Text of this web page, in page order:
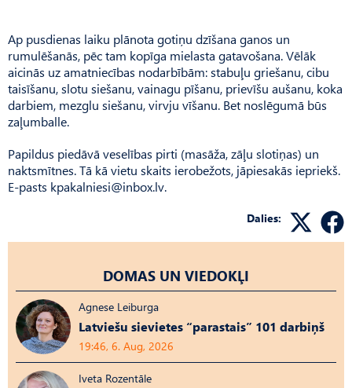
Ap pusdienas laiku plānota gotiņu dzīšana ganos un
rumulēšanās, pēc tam kopīga mielasta gatavošana. Vēlāk
aicinās uz amatniecības nodarbībām: stabuļu griešanu, cibu
taisīšanu, slotu siešanu, vainagu pīšanu, prievīšu aušanu, koka
darbiem, mezglu siešanu, virvju vīšanu. Bet noslēgumā būs
zaļumballe.
Papildus piedāvā veselības pirti (masāža, zāļu slotiņas) un
naktsmītnes. Tā kā vietu skaits ierobežots, jāpiesakās iepriekš.
E-pasts kpakalniesi@inbox.lv.
Dalies:
DOMAS UN VIEDOKĻI
Agnese Leiburga
Latviešu sievietes “parastais” 101 darbiņš
19:46, 6. Aug, 2026
Iveta Rozentāle